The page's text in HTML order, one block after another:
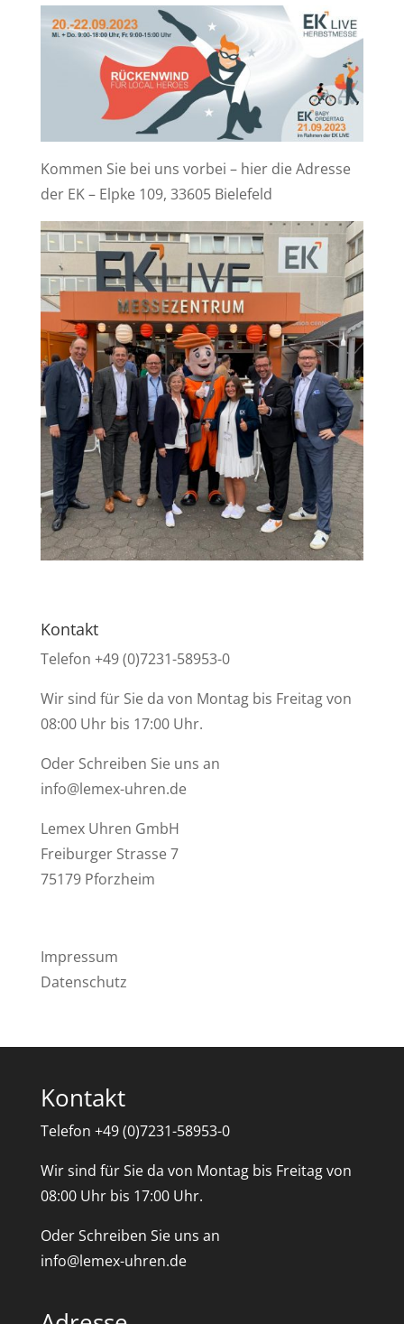
Kommen Sie bei uns vorbei – hier die Adresse
der EK – Elpke 109, 33605 Bielefeld
Kontakt
Telefon +49 (0)7231-58953-0
Wir sind für Sie da von Montag bis Freitag von
08:00 Uhr bis 17:00 Uhr.
Oder Schreiben Sie uns an
info@lemex-uhren.de
Lemex Uhren GmbH
Freiburger Strasse 7
75179 Pforzheim
Impressum
Datenschutz
Kontakt
Telefon +49 (0)7231-58953-0
Wir sind für Sie da von Montag bis Freitag von
08:00 Uhr bis 17:00 Uhr.
Oder Schreiben Sie uns an
info@lemex-uhren.de